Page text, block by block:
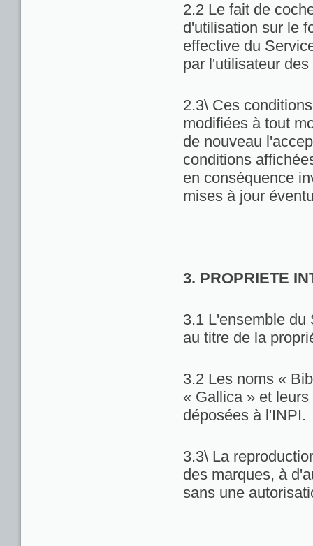
2.2 Le fait de
d'utilisation sur le
effective du
par l'utilisateur
2.3\ Ces
modifiées à tout
de nouveau
conditions
en conséquence
mises à jour
3. PROPRIETE
3.1 L'ensemble du
au titre de la
3.2 Les noms «
« Gallica » et
déposées à l'INPI.
3.3\ La
des marques, à
sans une